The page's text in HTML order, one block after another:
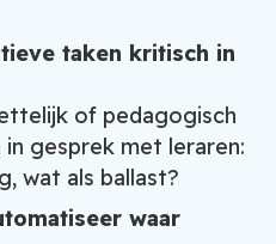
taken kritisch in
of pedagogisch
in gesprek met leraren:
wat als ballast?
waar